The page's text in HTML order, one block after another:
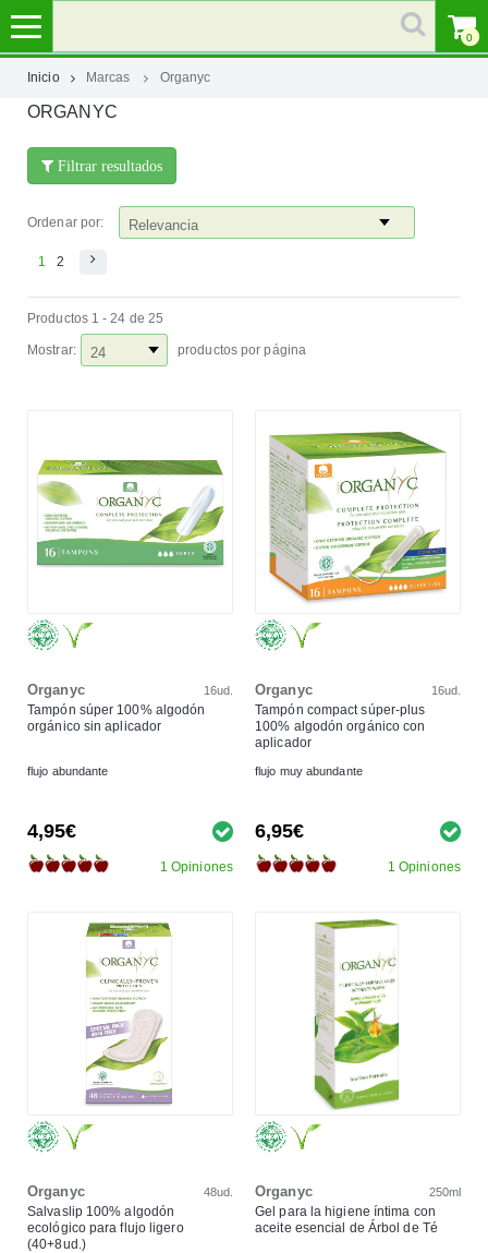
MI
CATEGORÍAS
AYUDA
0
Inicio Marcas Organyc
ORGANYC
Filtrar resultados
Ordenar por:
1 2
Productos 1 - 24 de 25
Mostrar: productos por página
Organyc 16ud.
Tampón súper 100% algodón
orgánico sin aplicador
flujo abundante
4,95€
1 Opiniones
Organyc 16ud.
Tampón compact súper-plus
100% algodón orgánico con
aplicador
flujo muy abundante
6,95€
1 Opiniones
Organyc 48ud.
Salvaslip 100% algodón
ecológico para flujo ligero
(40+8ud.)
Organyc 250ml
Gel para la higiene íntima con
aceite esencial de Árbol de Té